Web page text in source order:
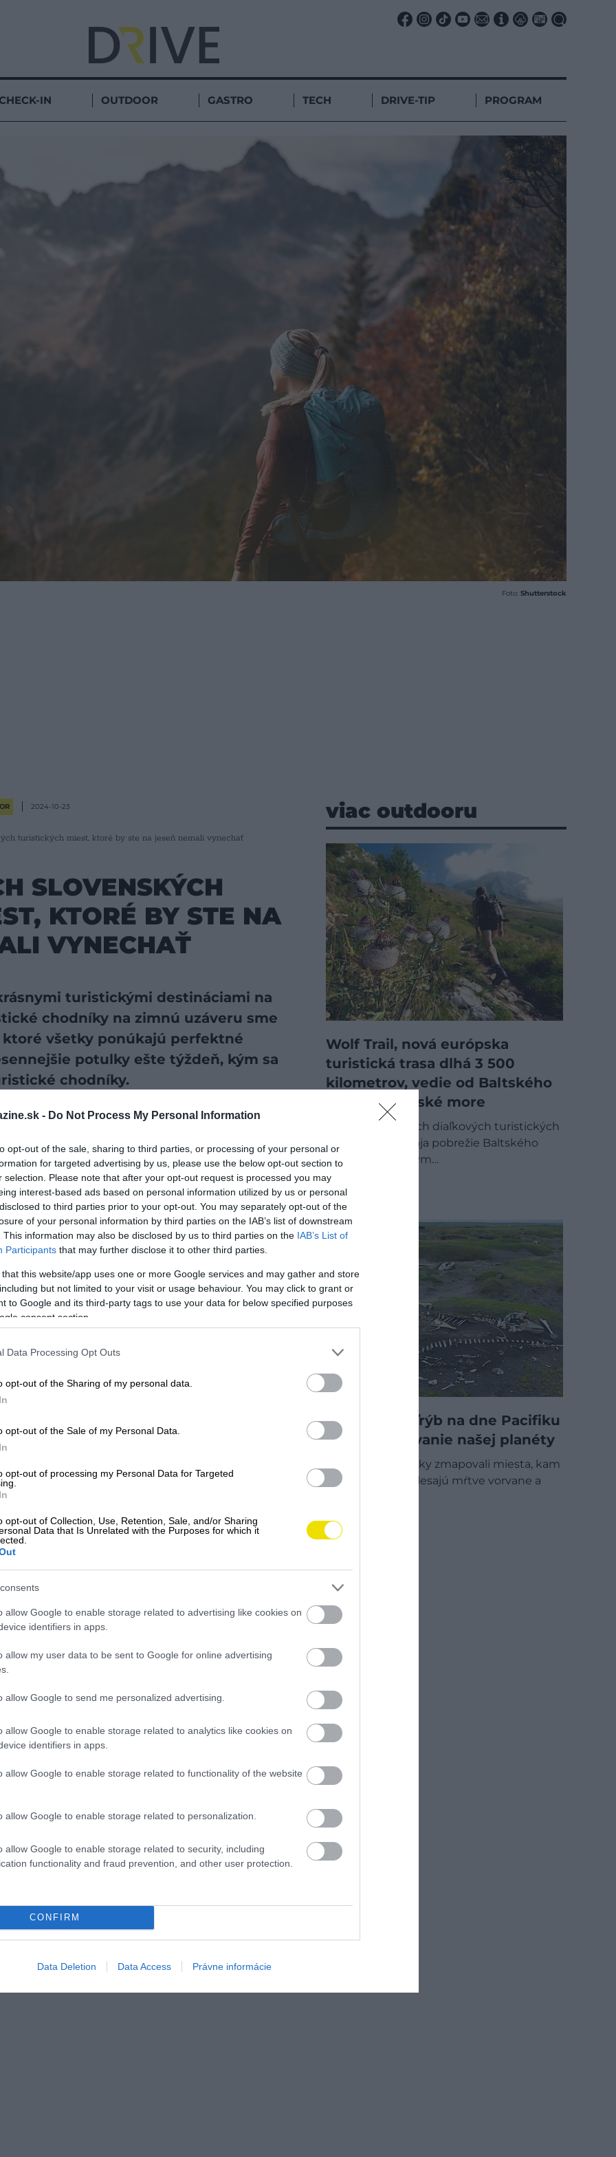
- Do Not Process My Personal Information
opt-out of the sale, sharing to third parties, or processing of your personal or
for targeted advertising by us, please use the below opt-out section to
selection. Please note that after your opt-out request is processed you may
interest-based ads based on personal information utilized by us or personal
to third parties prior to your opt-out. You may separately opt-out of the
of your personal information by third parties on the IAB’s list of downstream
This information may also be disclosed by us to third parties on the IAB’s List of
Participants that may further disclose it to other third parties.
that this website/app uses one or more Google services and may gather and store
but not limited to your visit or usage behaviour. You may click to grant or
to Google and its third-party tags to use your data for below specified purposes
consent section.
Data Processing Opt Outs
opt-out of the Sharing of my personal data.
opt-out of the Sale of my Personal Data.
opt-out of processing my Personal Data for Targeted
opt-out of Collection, Use, Retention, Sale, and/or Sharing
Data that Is Unrelated with the Purposes for which it
allow Google to enable storage related to advertising like cookies on
identifiers in apps.
allow my user data to be sent to Google for online advertising
allow Google to send me personalized advertising.
allow Google to enable storage related to analytics like cookies on
identifiers in apps.
allow Google to enable storage related to functionality of the website
allow Google to enable storage related to personalization.
allow Google to enable storage related to security, including
functionality and fraud prevention, and other user protection.
CONFIRM
Data Deletion Data Access Právne informácie
IN OUTDOOR GASTRO TECH DRIVE-TIP PROGRAM
Foto: Shutterstock
2024-10-23
turistických miest, ktoré by ste na jeseň nemali vynechať
SLOVENSKÝCH
KTORÉ BY STE NA
VYNECHAŤ
turistickými destináciami na
chodníky na zimnú uzáveru sme
ktoré všetky ponúkajú perfektné
potulky ešte týždeň, kým sa
chodníky.
zdroj vo Vyhľadávaní Google!
cookie!
metrov, skúste chodník k Zelenému Krivánskemu
vidíte pri výstupe na Kriváň po pravej strane a
oblasť Tatier, kde si dokonale oddýchnete.
viac outdooru
Wolf Trail, nová európska
turistická trasa dlhá 3 500
kilometrov, vedie od Baltského
až po Jadranské more
Jedna z najnovších diaľkových turistických
trás v Európe spája pobrežie Baltského
mora s Jadranským…
OUTDOOR
Cintoríny veľrýb na dne Pacifiku
tlmia otepľovanie našej planéty
Robotické ponorky zmapovali miesta, kam
na konci života klesajú mŕtve vorvane a
OUTDOOR